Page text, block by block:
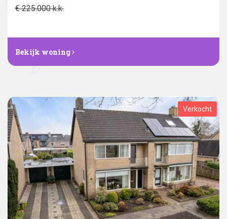
€ 225.000 k.k.
Bekijk woning
Verkocht